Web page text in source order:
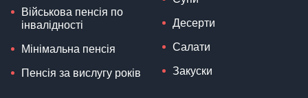
Військова пенсія по
інвалідності
Мінімальна пенсія
Пенсія за вислугу років
Десерти
Салати
Закуски